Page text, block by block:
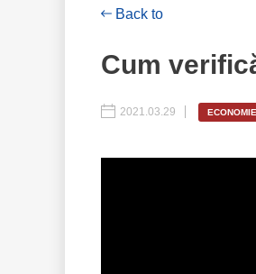
Back to
Cum
2021.03.29 ECONOMIE